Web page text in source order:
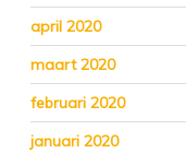
april 2020
maart 2020
februari 2020
januari 2020